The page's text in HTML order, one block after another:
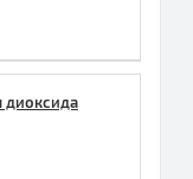
диоксида